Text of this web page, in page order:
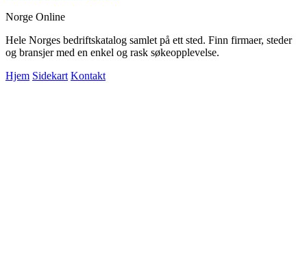
Norge Online
Hele Norges bedriftskatalog samlet på ett sted. Finn firmaer, steder
og bransjer med en enkel og rask søkeopplevelse.
Hjem Sidekart Kontakt